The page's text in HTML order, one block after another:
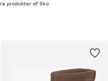
produkter af Sko